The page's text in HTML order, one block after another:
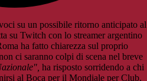
su un possibile ritorno anticipato al
su Twitch con lo streamer argentino
ha fatto chiarezza sul proprio
ci saranno colpi di scena nel breve
ha risposto sorridendo a chi
al Boca per il Mondiale per Club.